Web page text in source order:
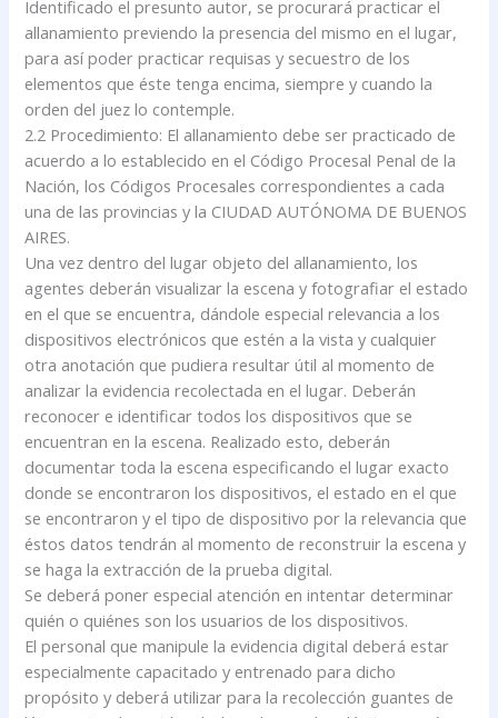
Identificado el presunto autor, se procurará practicar el
allanamiento previendo la presencia del mismo en el lugar,
para así poder practicar requisas y secuestro de los
elementos que éste tenga encima, siempre y cuando la
orden del juez lo contemple.
2.2 Procedimiento: El allanamiento debe ser practicado de
acuerdo a lo establecido en el Código Procesal Penal de la
Nación, los Códigos Procesales correspondientes a cada
una de las provincias y la CIUDAD AUTÓNOMA DE BUENOS
AIRES.
Una vez dentro del lugar objeto del allanamiento, los
agentes deberán visualizar la escena y fotografiar el estado
en el que se encuentra, dándole especial relevancia a los
dispositivos electrónicos que estén a la vista y cualquier
otra anotación que pudiera resultar útil al momento de
analizar la evidencia recolectada en el lugar. Deberán
reconocer e identificar todos los dispositivos que se
encuentran en la escena. Realizado esto, deberán
documentar toda la escena especificando el lugar exacto
donde se encontraron los dispositivos, el estado en el que
se encontraron y el tipo de dispositivo por la relevancia que
éstos datos tendrán al momento de reconstruir la escena y
se haga la extracción de la prueba digital.
Se deberá poner especial atención en intentar determinar
quién o quiénes son los usuarios de los dispositivos.
El personal que manipule la evidencia digital deberá estar
especialmente capacitado y entrenado para dicho
propósito y deberá utilizar para la recolección guantes de